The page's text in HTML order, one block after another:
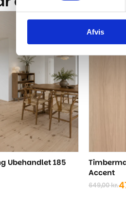
Afvis
Ubehandlet 185
Accent
649,00kr.
Den
Den